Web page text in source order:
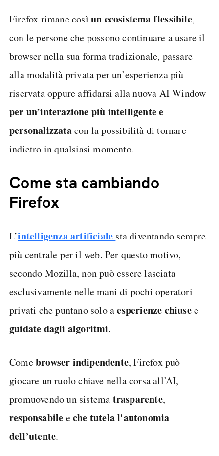
Firefox rimane così un ecosistema flessibile,
con le persone che possono continuare a usare il
browser nella sua forma tradizionale, passare
alla modalità privata per un’esperienza più
riservata oppure affidarsi alla nuova AI Window
per un’interazione più intelligente e
personalizzatacon la possibilità di tornare
indietro in qualsiasi momento.
Come sta cambiando
Firefox
L’intelligenza artificiale sta diventando sempre
più centrale per il web. Per questo motivo,
secondo Mozilla, non può essere lasciata
esclusivamente nelle mani di pochi operatori
privati che puntano solo aesperienze chiusee
guidate dagli algoritmi.
Comebrowser indipendente, Firefox può
giocare un ruolo chiave nella corsa all’AI,
promuovendo un sistema trasparente,
responsabile eche tutela l'autonomia
dell’utente.